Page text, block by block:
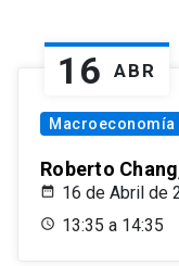
16 ABR
Macroeconomía
Roberto
16 de Abril de
13:35 a 14:35